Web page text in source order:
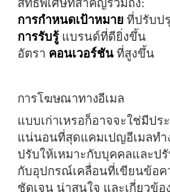
สิทธิพิเศษที่สำคัญรวมถึง:
การกำหนดเป้าหมาย ที่ปรับป
การรับรู้แบรนด์ที่ดียิ่งขึ้น
อัตรา คอนเวอร์ชันที่สูงขึ้น
การโฆษณาทางอีเมล
แบบเก่าเหรอก็อาจจะใช่มีปร
แน่นอนที่สุดแคมเปญอีเมลทำ
ปรับให้เหมาะกับบุคคลและป
กับอุปกรณ์เคลื่อนที่เขียนข้อ
ชัดเจน น่าสนใจ และเกี่ยวข้อ